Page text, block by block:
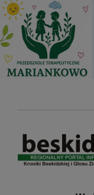
Przejdź
do
treści